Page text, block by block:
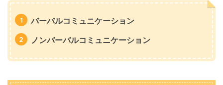
バーバルコミュニケーション
ノンバーバルコミュニケーション